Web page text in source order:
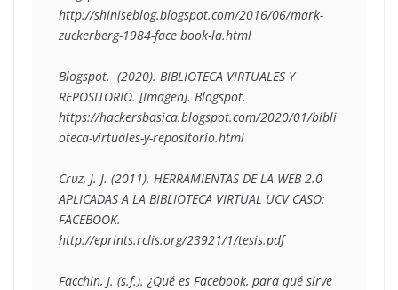
http://shiniseblog.blogspot.com/2016/06/mark-
zuckerberg-1984-face book-la.html
Blogspot.  (2020). BIBLIOTECA VIRTUALES Y
REPOSITORIO. [Imagen]. Blogspot.
https://hackersbasica.blogspot.com/2020/01/bibli
oteca-virtuales-y-repositorio.html
Cruz, J. J. (2011). HERRAMIENTAS DE LA WEB 2.0
APLICADAS A LA BIBLIOTECA VIRTUAL UCV CASO:
FACEBOOK.
http://eprints.rclis.org/23921/1/tesis.pdf
Facchin, J. (s.f.). ¿Qué es Facebook, para qué sirve